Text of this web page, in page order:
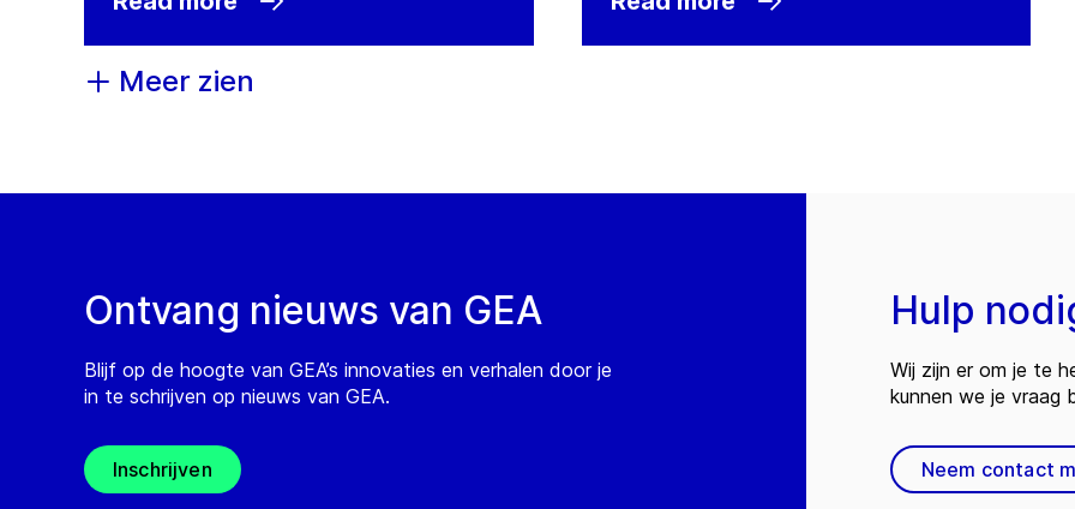
Meer zien
Ontvang nieuws van GEA
Blijf op de hoogte van GEA’s innovaties en verhalen door je
in te schrijven op nieuws van GEA.
Inschrijven
Hulp
Wij zijn er om je te
kunnen we je vraag
Neem contact